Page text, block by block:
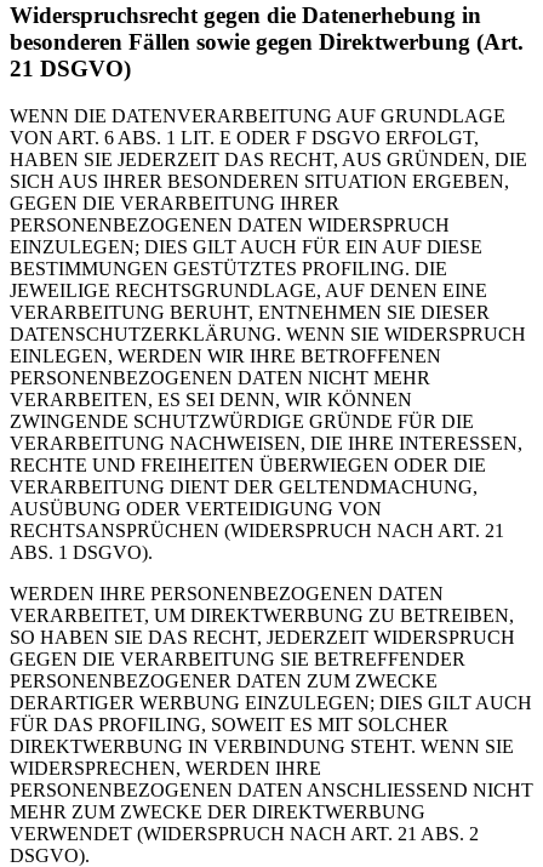
Widerspruchsrecht gegen die Datenerhebung in
besonderen Fällen sowie gegen Direktwerbung (Art.
21 DSGVO)
WENN DIE DATENVERARBEITUNG AUF GRUNDLAGE
VON ART. 6 ABS. 1 LIT. E ODER F DSGVO ERFOLGT,
HABEN SIE JEDERZEIT DAS RECHT, AUS GRÜNDEN, DIE
SICH AUS IHRER BESONDEREN SITUATION ERGEBEN,
GEGEN DIE VERARBEITUNG IHRER
PERSONENBEZOGENEN DATEN WIDERSPRUCH
EINZULEGEN; DIES GILT AUCH FÜR EIN AUF DIESE
BESTIMMUNGEN GESTÜTZTES PROFILING. DIE
JEWEILIGE RECHTSGRUNDLAGE, AUF DENEN EINE
VERARBEITUNG BERUHT, ENTNEHMEN SIE DIESER
DATENSCHUTZERKLÄRUNG. WENN SIE WIDERSPRUCH
EINLEGEN, WERDEN WIR IHRE BETROFFENEN
PERSONENBEZOGENEN DATEN NICHT MEHR
VERARBEITEN, ES SEI DENN, WIR KÖNNEN
ZWINGENDE SCHUTZWÜRDIGE GRÜNDE FÜR DIE
VERARBEITUNG NACHWEISEN, DIE IHRE INTERESSEN,
RECHTE UND FREIHEITEN ÜBERWIEGEN ODER DIE
VERARBEITUNG DIENT DER GELTENDMACHUNG,
AUSÜBUNG ODER VERTEIDIGUNG VON
RECHTSANSPRÜCHEN (WIDERSPRUCH NACH ART. 21
ABS. 1 DSGVO).
WERDEN IHRE PERSONENBEZOGENEN DATEN
VERARBEITET, UM DIREKTWERBUNG ZU BETREIBEN,
SO HABEN SIE DAS RECHT, JEDERZEIT WIDERSPRUCH
GEGEN DIE VERARBEITUNG SIE BETREFFENDER
PERSONENBEZOGENER DATEN ZUM ZWECKE
DERARTIGER WERBUNG EINZULEGEN; DIES GILT AUCH
FÜR DAS PROFILING, SOWEIT ES MIT SOLCHER
DIREKTWERBUNG IN VERBINDUNG STEHT. WENN SIE
WIDERSPRECHEN, WERDEN IHRE
PERSONENBEZOGENEN DATEN ANSCHLIESSEND NICHT
MEHR ZUM ZWECKE DER DIREKTWERBUNG
VERWENDET (WIDERSPRUCH NACH ART. 21 ABS. 2
DSGVO).